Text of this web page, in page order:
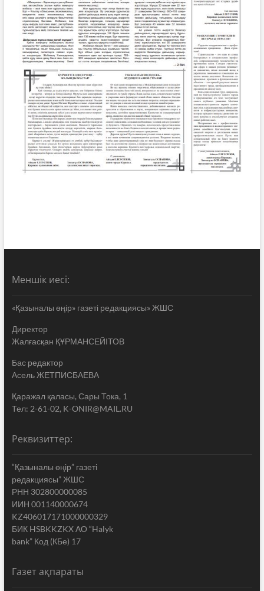
Меншік иесі:
«Қазыналы өңір» газеті редакциясы» ЖШС
Директор
Жалғасқан ҚҰРМАНСЕЙІТОВ
Бас редактор
Асель ЖЕТПИСБАЕВА
Қаражал қаласы, Сары Тока, 1
Тел: 2-61-02, K-ONIR@MAIL.RU
Реквизиттер:
“Қазыналы өңір” газеті
редакциясы” ЖШС
РНН 302800000085
ИИН 001140000674
KZ406017171000000329
БИК HSBKKZKX АО “Halyk
bank” Код (КБе) 17
Газет ақпараты